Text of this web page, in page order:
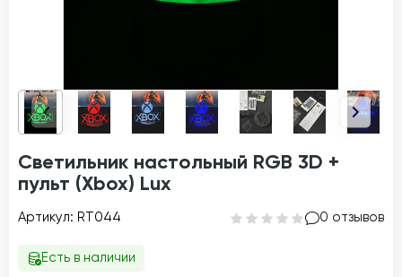
Светильник настольный RGB 3D +
пульт (Xbox) Lux
Артикул: RT044 0 отзывов
Есть в наличии